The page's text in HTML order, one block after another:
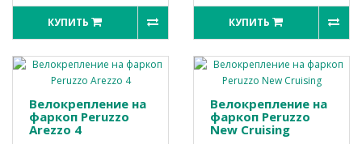
КУПИТЬ КУПИТЬ
Велокрепление на
фаркоп Peruzzo
Arezzo 4
Велокрепление на
фаркоп Peruzzo
New Cruising